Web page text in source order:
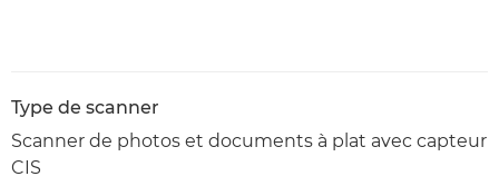
Type de scanner
Scanner de photos et documents à plat avec capteur
CIS